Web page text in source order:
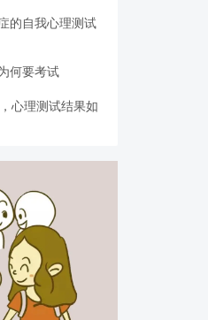
的自我心理测试
何要考试
心理测试结果如